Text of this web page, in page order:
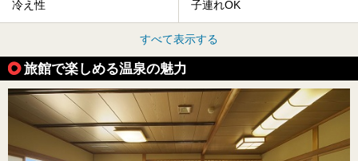
冷え性 子連れOK
すべて表示する
旅館で楽しめる温泉の魅力